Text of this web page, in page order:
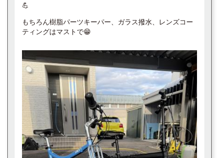
💪
もちろん樹脂パーツキーパー、ガラス撥水、レンズコー
ティングはマストで😁